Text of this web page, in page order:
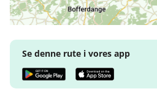
Se denne rute i vores app